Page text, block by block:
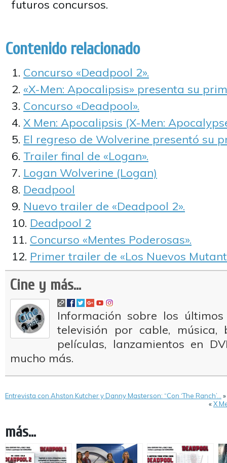
futuros concursos.
Contenido relacionado
Concurso «Deadpool 2».
«X-Men: Apocalipsis» presenta su
Concurso «Deadpool».
X Men: Apocalipsis (X-Men:
El regreso de Wolverine presentó su
Trailer final de «Logan».
Logan Wolverine (Logan)
Deadpool
Nuevo trailer de «Deadpool 2».
Deadpool 2
Concurso «Mentes Poderosas».
Primer trailer de «Los Nuevos
Cine y más...
Información sobre los
televisión por cable, música,
películas, lanzamientos en
mucho más.
Entrevista con Ahston Kutcher y Danny Masterson: “Con ‘The Ranch’…
»
«X
más...